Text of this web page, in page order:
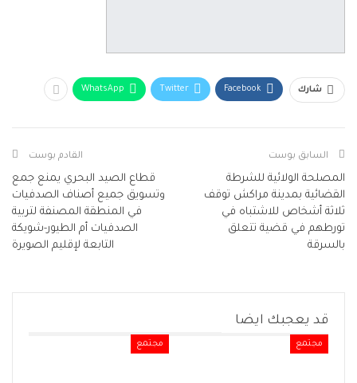
شارك Facebook
Twitter
WhatsApp
السابق بوست
المصلحة الولائية للشرطة
القضائية بمدينة مراكش توقف
ثلاثة أشخاص للاشتباه في
تورطهم في قضية تتعلق
بالسرقة
القادم بوست
قطاع الصيد البحري يمنع جمع
وتسويق جميع أصناف الصدفيات
في المنطقة المصنفة لتربية
الصدفيات أم الطيور-شويكة
التابعة لإقليم الصويرة
قد يعجبك ايضا
مجتمع مجتمع